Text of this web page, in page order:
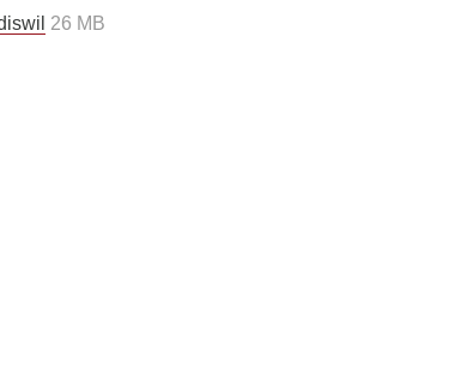
26 MB